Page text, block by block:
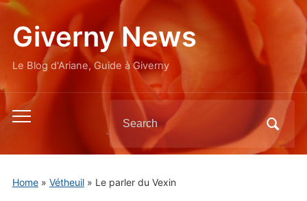
Giverny News
Le Blog d'Ariane, Guide à Giverny
Toggle
menu
Search
for:
Home» Vétheuil» Le parler du Vexin